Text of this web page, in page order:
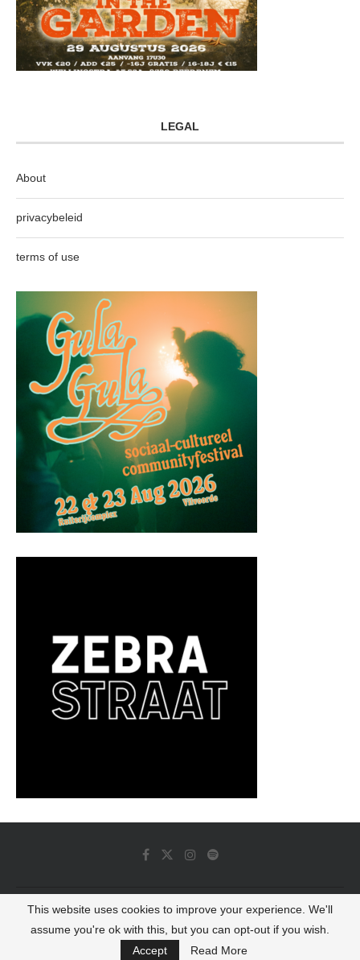
LEGAL
About
privacybeleid
terms of use
© 2022 - Luminous Dash All Rights Reserved
BACK TO TOP
This website uses cookies to improve your experience. We'll
assume you're ok with this, but you can opt-out if you wish.
Accept
Read More